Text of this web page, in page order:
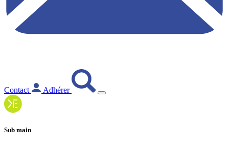
Contact Adhérer
Sub main